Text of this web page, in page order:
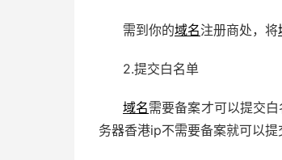
需到你的域名注册商处，将
2.提交白名单
域名需要备案才可以提交
务器香港ip不需要备案就可以提